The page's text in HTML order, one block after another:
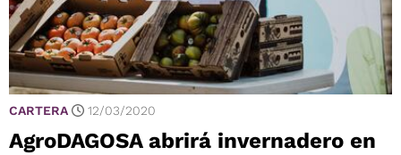
CARTERA 12/03/2020
AgroDAGOSA abrirá invernadero en